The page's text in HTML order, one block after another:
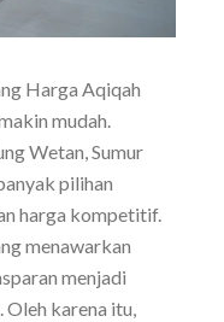
Harga Aqiqah
mudah.
Wetan, Sumur
pilihan
harga kompetitif.
menawarkan
menjadi
karena itu,